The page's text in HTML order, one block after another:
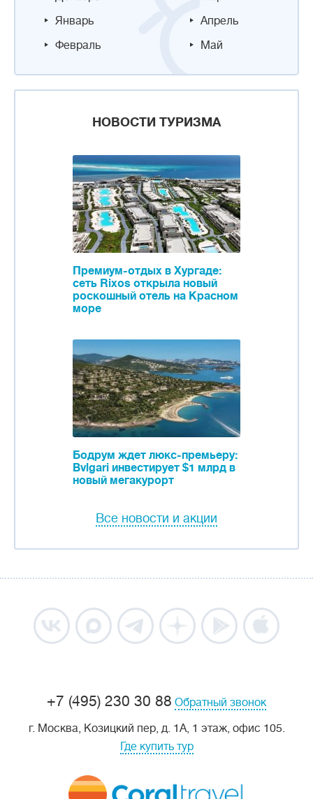
Январь
Февраль
Апрель
Май
НОВОСТИ ТУРИЗМА
Премиум-отдых в Хургаде:
сеть Rixos открыла новый
роскошный отель на Красном
море
Бодрум ждет люкс-премьеру:
Bvlgari инвестирует $1 млрд в
новый мегакурорт
Все новости и акции
+7 (495) 230 30 88 Обратный звонок
г. Москва, Козицкий пер, д. 1А, 1 этаж, офис 105.
Где купить тур